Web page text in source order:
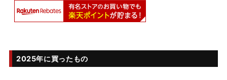
2025年に買ったもの